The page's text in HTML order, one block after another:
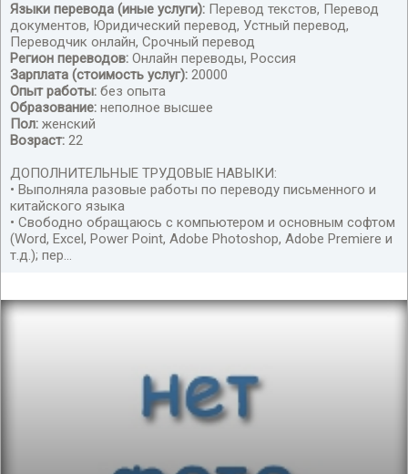
переводчик китайского языка с экономическим
Языки перевода (иные услуги): Перевод текстов, Перевод
документов, Юридический перевод, Устный перевод,
Переводчик онлайн, Срочный перевод
Регион переводов: Онлайн переводы, Россия
Зарплата (стоимость услуг): 20000
Опыт работы: без опыта
Образование: неполное высшее
Пол: женский
Возраст: 22
ДОПОЛНИТЕЛЬНЫЕ ТРУДОВЫЕ НАВЫКИ:
• Выполняла разовые работы по переводу письменного и
китайского языка
• Свободно обращаюсь с компьютером и основным софтом
(Word, Excel, Power Point, Adobe Photoshop, Adobe Premiere и
т.д.); пер...